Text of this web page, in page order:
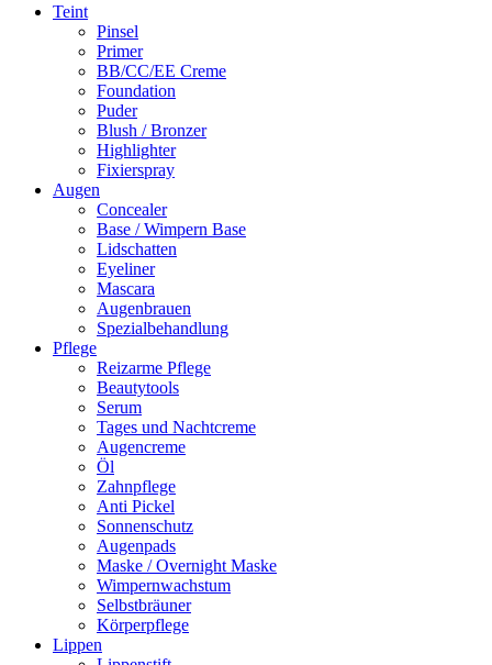
Primäres
Teint
Pinsel
Primer
BB/CC/EE Creme
Foundation
Puder
Blush / Bronzer
Highlighter
Fixierspray
Augen
Concealer
Base / Wimpern Base
Lidschatten
Eyeliner
Mascara
Augenbrauen
Spezialbehandlung
Pflege
Reizarme Pflege
Beautytools
Serum
Tages und Nachtcreme
Augencreme
Öl
Zahnpflege
Anti Pickel
Sonnenschutz
Augenpads
Maske / Overnight Maske
Wimpernwachstum
Selbstbräuner
Körperpflege
Lippen